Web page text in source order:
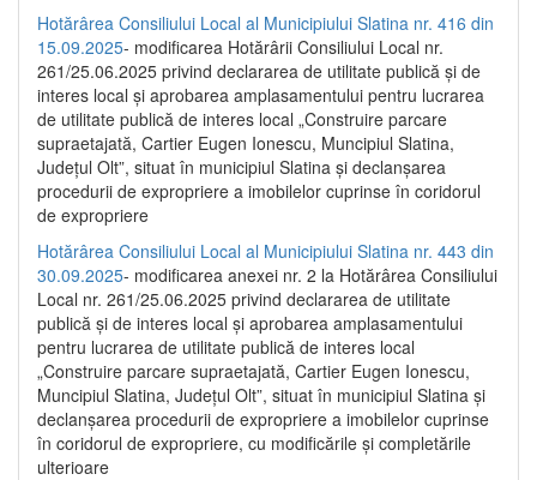
Hotărârea Consiliului Local al Municipiului Slatina nr. 416 din
15.09.2025- modificarea Hotărârii Consiliului Local nr.
261/25.06.2025 privind declararea de utilitate publică și de
interes local și aprobarea amplasamentului pentru lucrarea
de utilitate publică de interes local „Construire parcare
supraetajată, Cartier Eugen Ionescu, Muncipiul Slatina,
Județul Olt”, situat în municipiul Slatina și declanșarea
procedurii de expropriere a imobilelor cuprinse în coridorul
de expropriere
Hotărârea Consiliului Local al Municipiului Slatina nr. 443 din
30.09.2025- modificarea anexei nr. 2 la Hotărârea Consiliului
Local nr. 261/25.06.2025 privind declararea de utilitate
publică şi de interes local şi aprobarea amplasamentului
pentru lucrarea de utilitate publică de interes local
„Construire parcare supraetajată, Cartier Eugen Ionescu,
Muncipiul Slatina, Judeţul Olt”, situat în municipiul Slatina şi
declanşarea procedurii de expropriere a imobilelor cuprinse
în coridorul de expropriere, cu modificările şi completările
ulterioare